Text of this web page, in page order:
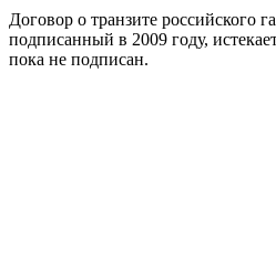
Договор о транзите российского
подписанный в 2009 году,
пока не подписан.